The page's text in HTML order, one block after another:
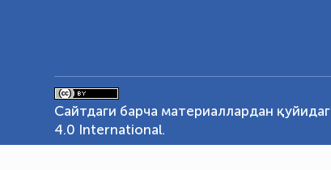
Сайтдаги барча материаллардан
4.0 International.